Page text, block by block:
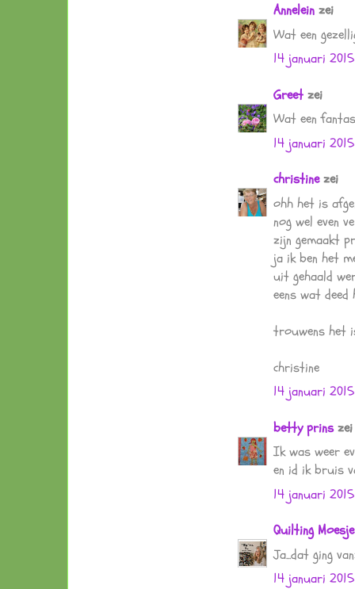
Annelein zei
Wat een
14 januari
Greet zei
Wat een
14 januari
christinezei
ohh het is
nog wel even
zijn gemaakt
ja ik ben het
uit gehaald
eens wat
trouwens het
christine
14 januari
betty prinszei
Ik was weer
en id ik bruis
14 januari 2015
Quilting Moesje
Ja...dat ging
14 januari 2015